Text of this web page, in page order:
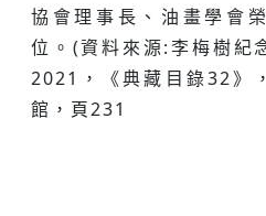
協會理事長、油畫學會
位。(資料來源:李梅樹紀
2021，《典藏目錄32》
館，頁231